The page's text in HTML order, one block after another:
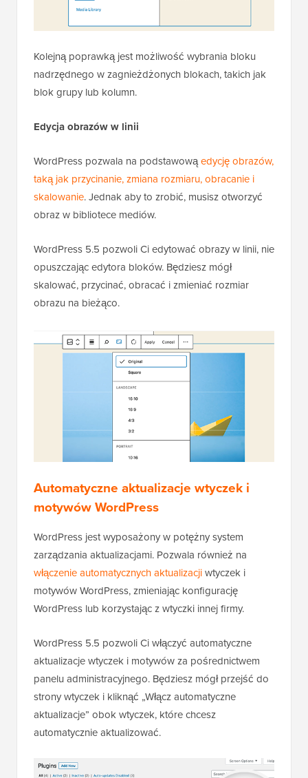
Kolejną poprawką jest możliwość wybrania bloku
nadrzędnego w zagnieżdżonych blokach, takich jak
blok grupy lub kolumn.
Edycja obrazów w linii
WordPress pozwala na podstawowąedycję obrazów,
taką jak przycinanie, zmiana rozmiaru, obracanie i
skalowanie. Jednak aby to zrobić, musisz otworzyć
obraz w bibliotece mediów.
WordPress 5.5 pozwoli Ci edytować obrazy w linii, nie
opuszczając edytora bloków. Będziesz mógł
skalować, przycinać, obracać i zmieniać rozmiar
obrazu na bieżąco.
Automatyczne aktualizacje wtyczek i
motywów WordPress
WordPress jest wyposażony w potężny system
zarządzania aktualizacjami. Pozwala również na
włączenie automatycznych aktualizacjiwtyczek i
motywów WordPress, zmieniając konfigurację
WordPress lub korzystając z wtyczki innej firmy.
WordPress 5.5 pozwoli Ci włączyć automatyczne
aktualizacje wtyczek i motywów za pośrednictwem
panelu administracyjnego. Będziesz mógł przejść do
strony wtyczek i kliknąć „Włącz automatyczne
aktualizacje” obok wtyczek, które chcesz
automatycznie aktualizować.